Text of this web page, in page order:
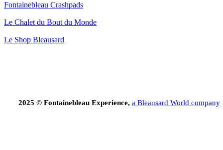
Fontainebleau Crashpads
Le Chalet du Bout du Monde
Le Shop Bleausard
2025 © Fontainebleau Experience, a Bleausard World company